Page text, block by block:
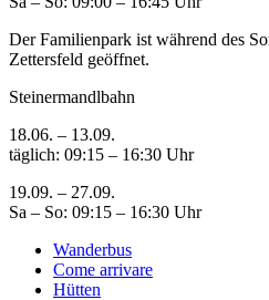
Der Familienpark ist während des
Zettersfeld geöffnet.
Steinermandlbahn
18.06. – 13.09.
täglich: 09:15 – 16:30 Uhr
19.09. – 27.09.
Sa – So: 09:15 – 16:30 Uhr
Wanderbus
Come arrivare
Hütten